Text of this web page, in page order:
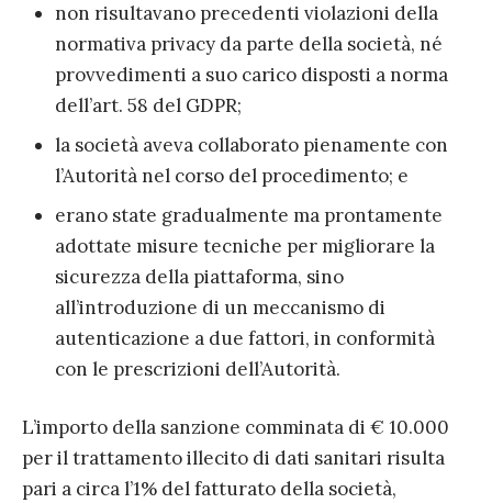
non risultavano precedenti violazioni della
normativa privacy da parte della società, né
provvedimenti a suo carico disposti a norma
dell’art. 58 del GDPR;
la società aveva collaborato pienamente con
l’Autorità nel corso del procedimento; e
erano state gradualmente ma prontamente
adottate misure tecniche per migliorare la
sicurezza della piattaforma, sino
all’introduzione di un meccanismo di
autenticazione a due fattori, in conformità
con le prescrizioni dell’Autorità.
L’importo della sanzione comminata di € 10.000
per il trattamento illecito di dati sanitari risulta
pari a circa l’1% del fatturato della società,